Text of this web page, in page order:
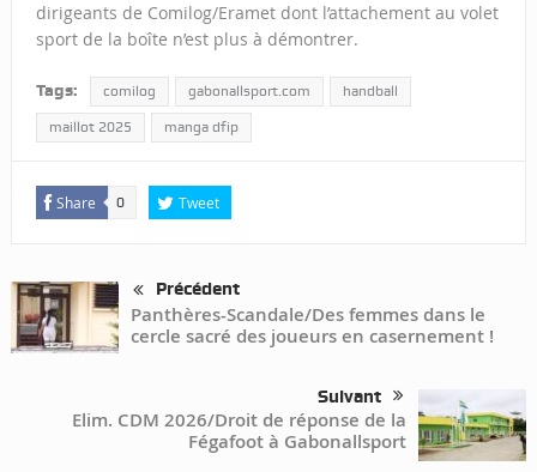
dirigeants de Comilog/Eramet dont l’attachement au volet
sport de la boîte n’est plus à démontrer.
Tags: comilog gabonallsport.com handball
maillot 2025 manga dfip
Share 0 Tweet
Précédent
Panthères-Scandale/Des femmes dans le
cercle sacré des joueurs en casernement !
Suivant
Elim. CDM 2026/Droit de réponse de la
Fégafoot à Gabonallsport